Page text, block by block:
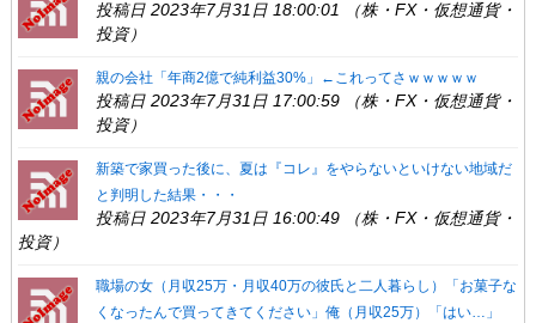
投稿日 2023年7月31日 18:00:01 （株・FX・仮想通貨・
投資）
親の会社「年商2億で純利益30%」←これってさｗｗｗｗｗ
投稿日 2023年7月31日 17:00:59 （株・FX・仮想通貨・
投資）
新築で家買った後に、夏は『コレ』をやらないといけない地域だ
と判明した結果・・・
投稿日 2023年7月31日 16:00:49 （株・FX・仮想通貨・
投資）
職場の女（月収25万・月収40万の彼氏と二人暮らし）「お菓子な
くなったんで買ってきてください」俺（月収25万）「はい…」